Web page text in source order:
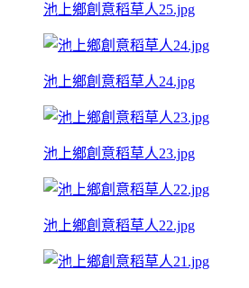
池上鄉創意稻草人25.jpg
池上鄉創意稻草人24.jpg
池上鄉創意稻草人23.jpg
池上鄉創意稻草人22.jpg